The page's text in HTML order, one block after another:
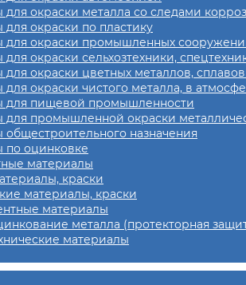
окраски металла со следами
окраски по пластику
для окраски промышленных
окраски сельхозтехники,
окраски цветных металлов,
окраски чистого металла, в
для пищевой промышленности
для промышленной окраски
назначения
по оцинковке
материалы
краски
материалы, краски
материалы
металла (протекторная
материалы